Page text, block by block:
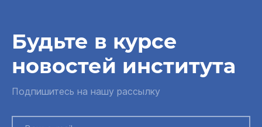
Будьте в курсе
новостей института
Подпишитесь на нашу рассылку